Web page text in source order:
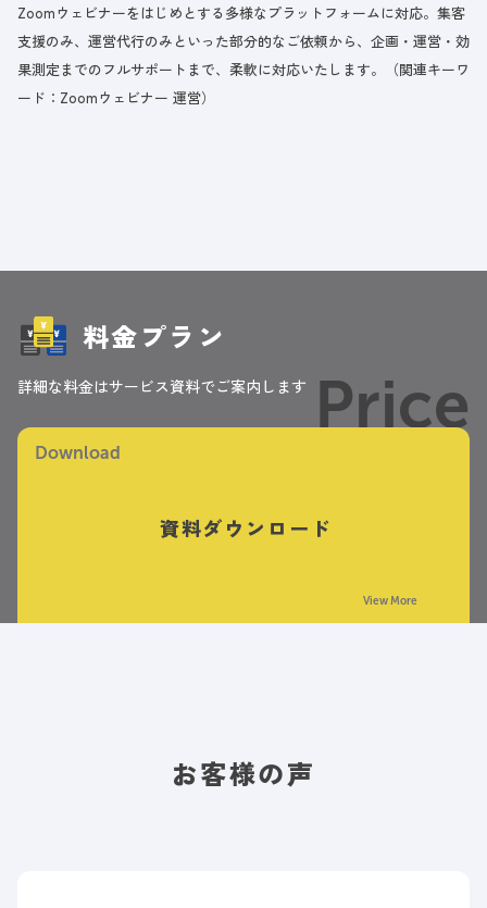
Zoomウェビナーをはじめとする多様なプラットフォームに対応。集客
支援のみ、運営代行のみといった部分的なご依頼から、企画・運営・効
果測定までのフルサポートまで、柔軟に対応いたします。（関連キーワ
ード：Zoomウェビナー 運営）
料金プラン
詳細な料金はサービス資料でご案内します
Download
資料ダウンロード
View More
Price
お客様の声